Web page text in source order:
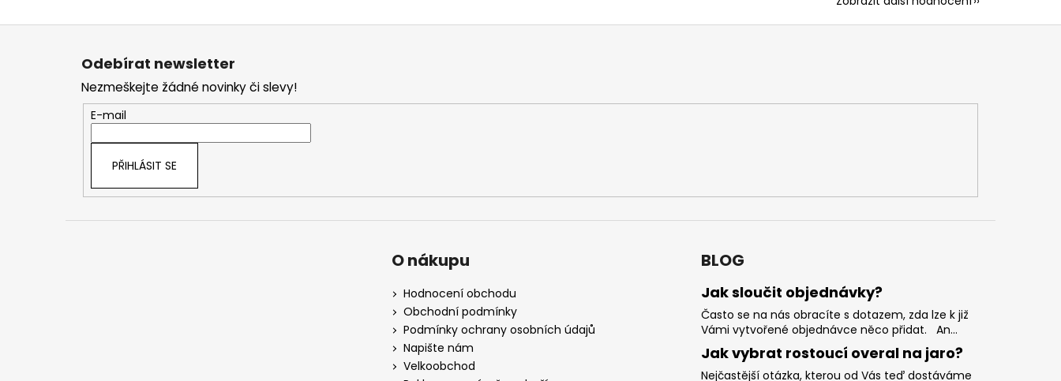
Z
Odebírat newsletter
Nezmeškejte žádné novinky či slevy!
E-mail
PŘIHLÁSIT SE
O nákupu
Hodnocení obchodu
Obchodní podmínky
Podmínky ochrany osobních údajů
Napište nám
Velkoobchod
BLOG
Jak sloučit objednávky?
Často se na nás obracíte s dotazem, zda lze k již
Vámi vytvořené objednávce něco přidat. An...
Jak vybrat rostoucí overal na jaro?
Nejčastější otázka, kterou od Vás teď dostáváme